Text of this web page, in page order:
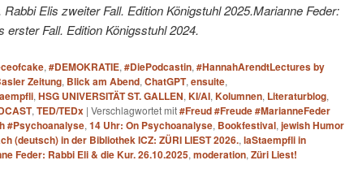
Elis zweiter Fall. Edition Königstuhl 2025.Marianne Feder:
Fall. Edition Königsstuhl 2024.
, #DEMOKRATIE, #DiePodcastin, #HannahArendtLectures by
Zeitung, Blick am Abend, ChatGPT, ensuite,
, HSG UNIVERSITÄT ST. GALLEN, KI/AI, Kolumnen, Literaturblog,
, TED/TEDx | Verschlagwortet mit#Freud #Freude #MarianneFeder
#Psychoanalyse, 14 Uhr: On Psychoanalyse, Bookfestival, jewish Humor
(deutsch) in der Bibliothek ICZ: ZÜRI LIEST 2026., laStaempfli in
Feder: Rabbi Eli & die Kur. 26.10.2025, moderation, Züri Liest!